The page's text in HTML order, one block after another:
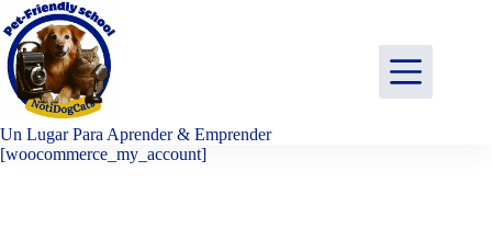
Saltar
al
contenido
Un Lugar Para Aprender & Emprender
[woocommerce_my_account]